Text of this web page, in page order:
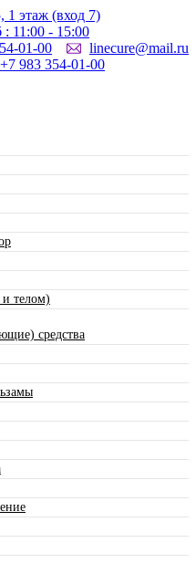
1 этаж (вход 7)
: 11:00 - 15:00
01-00
linecure@mail.ru
+7 983 354-01-00
телом)
средства